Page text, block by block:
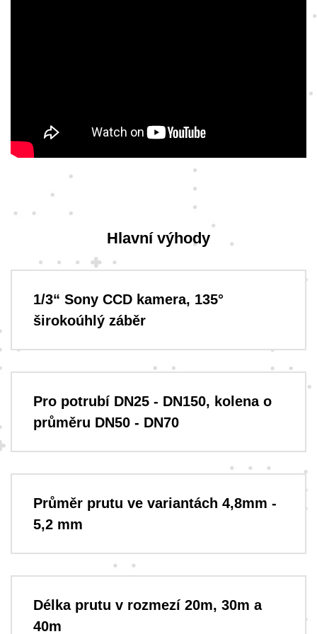
Hlavní výhody
1/3“ Sony CCD kamera, 135°
širokoúhlý záběr
Pro potrubí DN25 - DN150, kolena o
průměru DN50 - DN70
Průměr prutu ve variantách 4,8mm -
5,2 mm
Délka prutu v rozmezí 20m, 30m a
40m